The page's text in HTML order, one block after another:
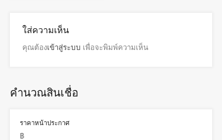
ใส่ความเห็น
คุณต้องเข้าสู่ระบบ เพื่อจะพิมพ์ความเห็น
คำนวณสินเชื่อ
ราคาหน้าประกาศ